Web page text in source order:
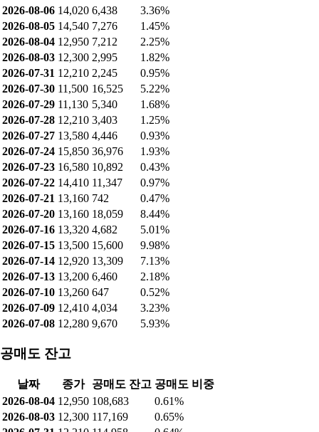
2026-08-06 14,020 6,438
3.36%
2026-08-05 14,540 7,276
1.45%
2026-08-04 12,950 7,212
2.25%
2026-08-03 12,300 2,995
1.82%
2026-07-31 12,210 2,245
0.95%
2026-07-30 11,500 16,525
5.22%
2026-07-29 11,130 5,340
1.68%
2026-07-28 12,210 3,403
1.25%
2026-07-27 13,580 4,446
0.93%
2026-07-24 15,850 36,976
1.93%
2026-07-23 16,580 10,892
0.43%
2026-07-22 14,410 11,347
0.97%
2026-07-21 13,160 742
0.47%
2026-07-20 13,160 18,059
8.44%
2026-07-16 13,320 4,682
5.01%
2026-07-15 13,500 15,600
9.98%
2026-07-14 12,920 13,309
7.13%
2026-07-13 13,200 6,460
2.18%
2026-07-10 13,260 647
0.52%
2026-07-09 12,410 4,034
3.23%
2026-07-08 12,280 9,670 5.93%
공매도 잔고
날짜 종가 공매도 잔고 공매도 비중
2026-08-04 12,950 108,683
0.61%
2026-08-03 12,300 117,169
0.65%